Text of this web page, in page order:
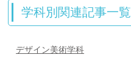
学科別関連記事一覧
デザイン美術学科